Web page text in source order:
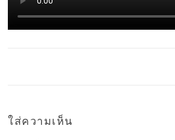
ใส่ความเห็น